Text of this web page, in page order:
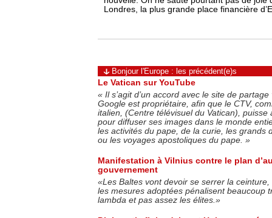
Londres, la plus grande place financière
Bonjour l'Europe : les précédent(e)s
Le Vatican sur YouTube
« Il s’agit d’un accord avec le site de
Google est propriétaire, afin que le CTV,
italien, (Centre télévisuel du Vatican), puisse
pour diffuser ses images dans le monde
les activités du pape, de la curie, les grands
ou les voyages apostoliques du pape. »
Manifestation à Vilnius contre le plan
gouvernement
«Les Baltes vont devoir se serrer la
les mesures adoptées pénalisent beaucoup
lambda et pas assez les élites.»